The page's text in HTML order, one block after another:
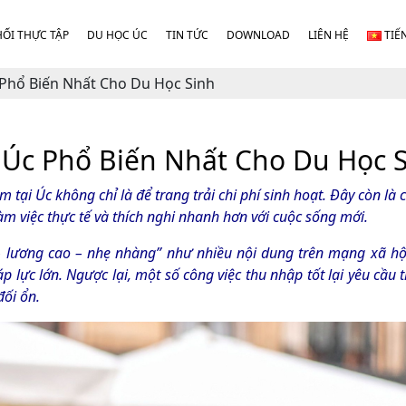
THỰC TẬP DU HỌC ÚC TIN TỨC DOWNLOAD LIÊN HỆ
Biến Nhất Cho Du Học Sinh
Phổ Biến Nhất Cho Du Học
tại Úc không chỉ là để trang trải chi phí sinh hoạt. Đây còn là
việc thực tế và thích nghi nhanh hơn với cuộc sống mới.
lương cao – nhẹ nhàng” như nhiều nội dung trên mạng xã
lực lớn. Ngược lại, một số công việc thu nhập tốt lại yêu cầu
ổn.